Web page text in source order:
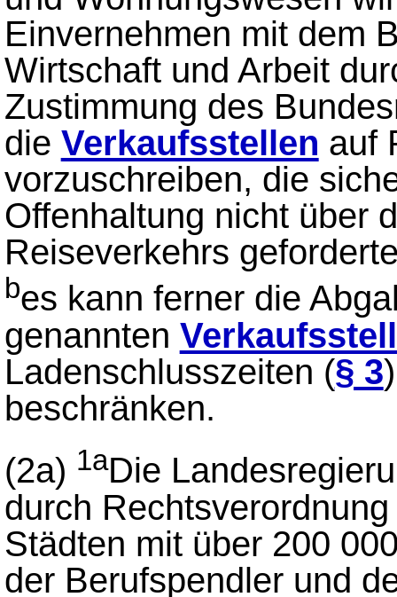
Einvernehmen mit dem
Wirtschaft und Arbeit
Zustimmung des
die Verkaufsstellen auf
vorzuschreiben, die
Offenhaltung nicht über
Reiseverkehrs
bes kann ferner die
genannten
Ladenschlusszeiten (§ 3
beschränken.
(2a) 1aDie
durch
Städten mit über 200
der Berufspendler und